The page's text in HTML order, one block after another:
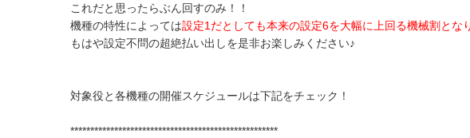
これだと思ったらぶん回すのみ！！
機種の特性によっては設定1だとしても本来の設定6を大幅に上回る機械割とな
もはや設定不問の超絶払い出しを是非お楽しみください♪
対象役と各機種の開催スケジュールは下記をチェック！
****************************************************